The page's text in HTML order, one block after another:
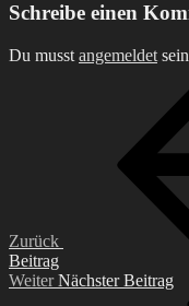
Schreibe einen
Du musst angemeldet
Zurück
Beitrag
Nächster
Weiter Nächster Beitrag